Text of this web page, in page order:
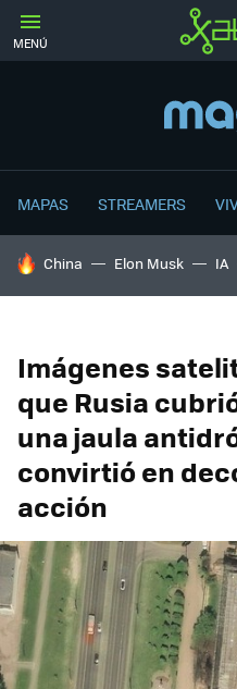
MENÚ
MAPAS STREAMERS
HOY SE HABLA DE
China Elon Musk IA
Imágenes
que Rusia
una jaula
convirtió en
acción